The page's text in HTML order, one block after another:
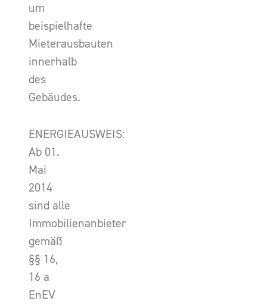
um
beispielhafte
Mieterausbauten
innerhalb
des
Gebäudes.
ENERGIEAUSWEIS:
Ab 01.
Mai
2014
sind alle
Immobilienanbieter
gemäß
§§ 16,
16 a
EnEV